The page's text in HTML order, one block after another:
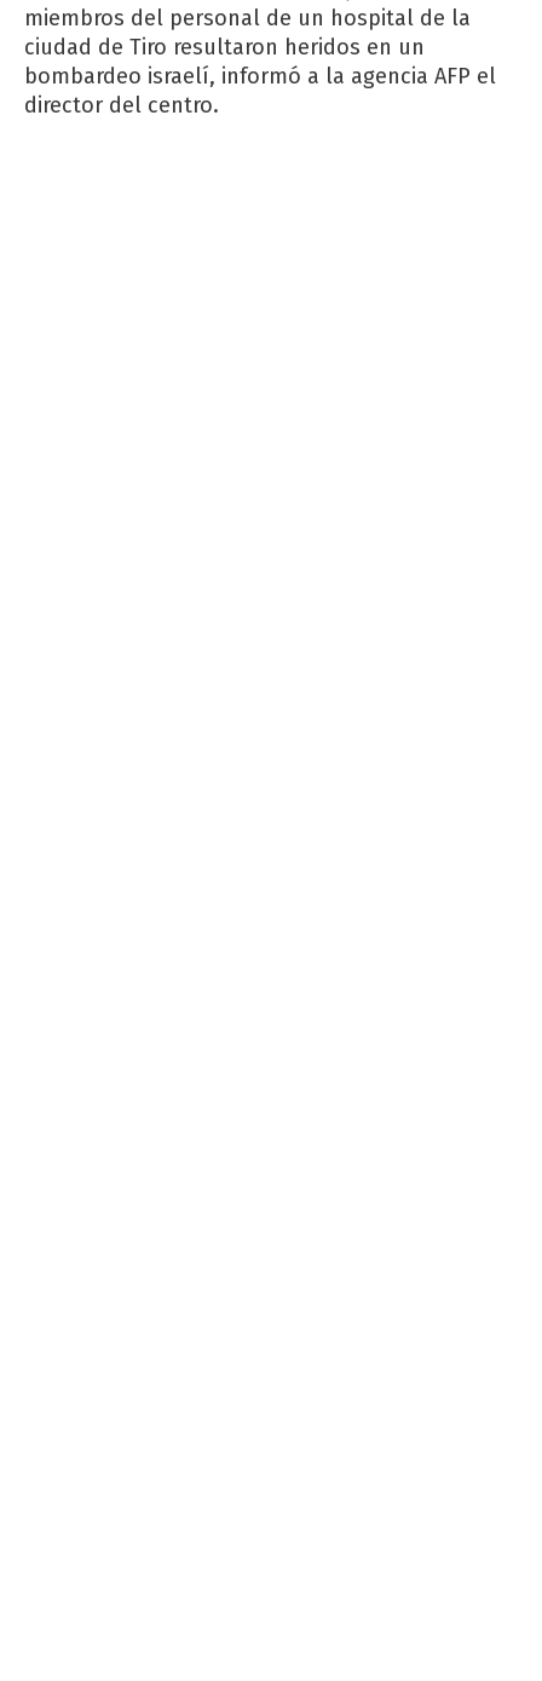
miembros del personal de un hospital de la
ciudad de Tiro resultaron heridos en un
bombardeo israelí, informó a la agencia AFP el
director del centro.